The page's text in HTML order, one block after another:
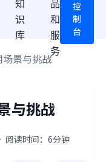
知
识
库
品
和
服
务
控
制
台
景与挑战
与挑战
读时间：6分钟